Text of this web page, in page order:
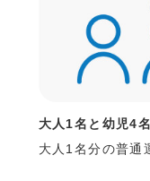
大人1名と幼児4
大人1名分の普通